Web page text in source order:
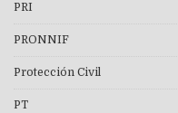
PRI
PRONNIF
Protección Civil
PT